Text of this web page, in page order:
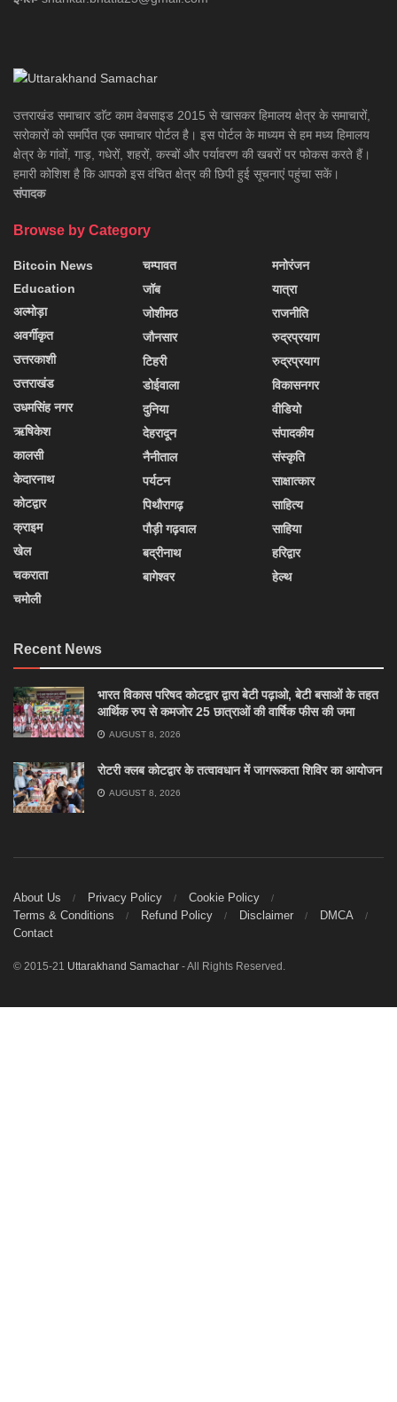
उत्तराखंड समाचार डाॅट काम वेबसाइड 2015 से खासकर हिमालय क्षेत्र के समाचारों,
सरोकारों को समर्पित एक समाचार पोर्टल है। इस पोर्टल के माध्यम से हम मध्य हिमालय
क्षेत्र के गांवों, गाड़, गधेरों, शहरों, कस्बों और पर्यावरण की खबरों पर फोकस करते हैं।
हमारी कोशिश है कि आपको इस वंचित क्षेत्र की छिपी हुई सूचनाएं पहुंचा सकें।
संपादक
Browse by Category
Bitcoin News
Education
अल्मोड़ा
अवर्गीकृत
उत्तरकाशी
उत्तराखंड
उधमसिंह नगर
ऋषिकेश
कालसी
केदारनाथ
कोटद्वार
क्राइम
खेल
चकराता
चमोली
चम्पावत
जॉब
जोशीमठ
जौनसार
टिहरी
डोईवाला
दुनिया
देहरादून
नैनीताल
पर्यटन
पिथौरागढ़
पौड़ी गढ़वाल
बद्रीनाथ
बागेश्वर
मनोरंजन
यात्रा
राजनीति
रुद्रप्रयाग
रुद्रप्रयाग
विकासनगर
वीडियो
संपादकीय
संस्कृति
साक्षात्कार
साहित्य
साहिया
हरिद्वार
हेल्थ
Recent News
भारत विकास परिषद कोटद्वार द्वारा बेटी पढ़ाओ, बेटी बसाओं के तहत
आर्थिक रुप से कमजोर 25 छात्राओं की वार्षिक फीस की जमा
AUGUST 8, 2026
रोटरी क्लब कोटद्वार के तत्वावधान में जागरूकता शिविर का आयोजन
AUGUST 8, 2026
About Us Privacy Policy
Cookie Policy
Terms & Conditions
Refund Policy Disclaimer
DMCA
Contact
© 2015-21 Uttarakhand Samachar - All Rights Reserved.